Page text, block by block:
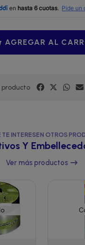
AGREGAR AL
producto
TE INTERESEN OTROS
Y
Ver más productos